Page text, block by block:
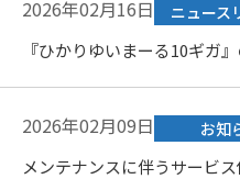
2026年02月16日 ニュース
『ひかりゆいまーる10ギガ
2026年02月09日 お知
メンテナンスに伴うサービ